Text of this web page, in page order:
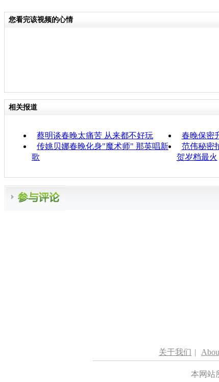
您看完该视频的心情
相关报道
蔡明谈春晚太痛苦 从来都不好玩
春晚保密
传姚贝娜春晚化身"魔术师" 那英唱新
歌
范伟秘密
贺岁档最火
关于我们 |
本网站